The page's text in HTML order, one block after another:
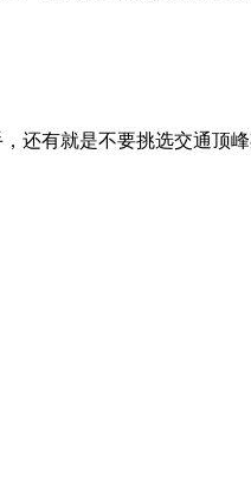
有就是不要挑选交通顶